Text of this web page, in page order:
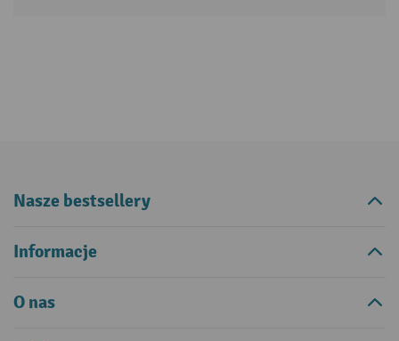
Nasze bestsellery
Informacje
O nas